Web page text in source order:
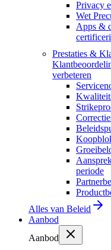
Privacy
Wet
Apps &
Prestaties &
verbeteren
periode
Alles van Beleid
Aanbod
Aanbod